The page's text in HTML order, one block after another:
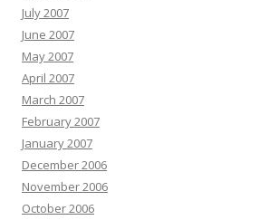
July 2007
June 2007
May 2007
April 2007
March 2007
February 2007
January 2007
December 2006
November 2006
October 2006